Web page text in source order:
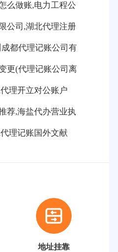
么做账,电力工程公
公司,湖北代理注册
都代理记账公司有
更(代理记账公司离
理开立对公账户
荐,海盐代办营业执
理记账国外文献
地址挂靠